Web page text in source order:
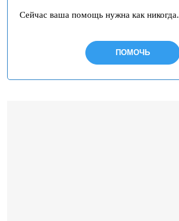
Сейчас ваша помощь нужна как никогда.
ПОМОЧЬ